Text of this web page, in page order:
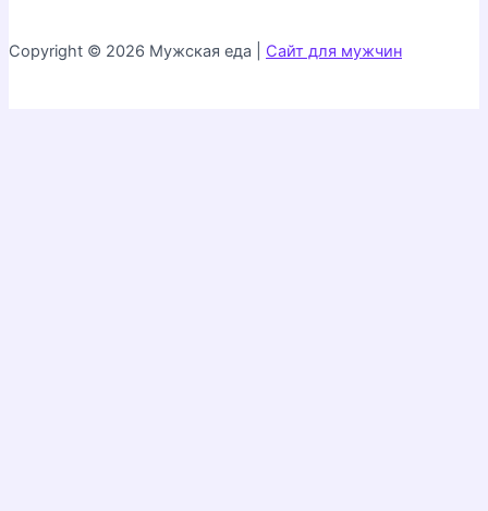
Copyright © 2026 Мужская еда | Сайт для мужчин